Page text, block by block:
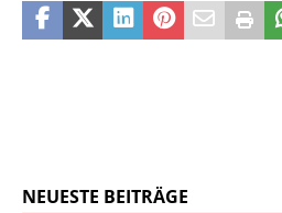
NEUESTE BEITRÄGE